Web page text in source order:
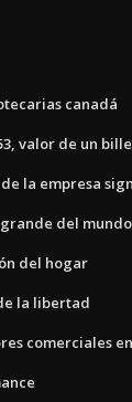
canadá
valor de un
la empresa
del
del hogar
la libertad
comerciales